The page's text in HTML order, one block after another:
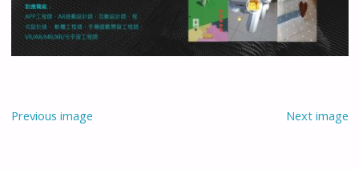
Previous image Next image